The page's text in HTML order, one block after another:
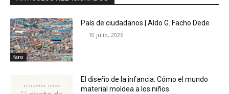
faro
País de ciudadanos | Aldo G. Facho Dede
10 julio, 2026
El diseño de la infancia: Cómo el mundo
material moldea a los niños